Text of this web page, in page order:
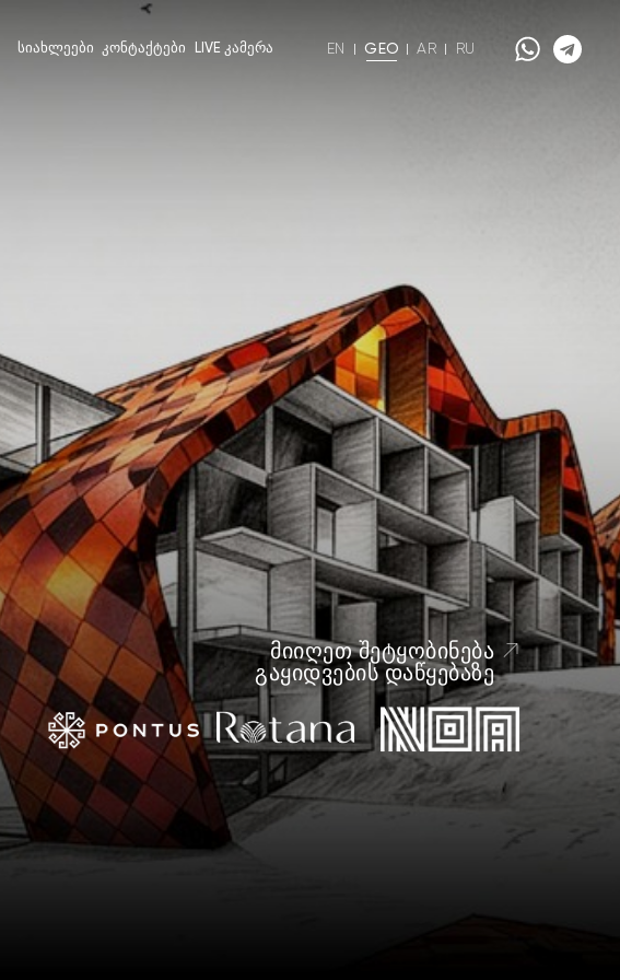
ᲡᲘᲐᲮᲚᲔᲔᲑᲘ ᲙᲝᲜᲢᲐᲥᲢᲔᲑᲘ LIVE ᲙᲐᲛᲔᲠᲐ EN GEO AR RU
ᲛᲘᲘᲦᲔᲗ ᲨᲔᲢᲧᲝᲑᲘᲜᲔᲑᲐ
ᲒᲐᲧᲘᲓᲕᲔᲑᲘᲡ ᲓᲐᲬᲧᲔᲑᲐᲖᲔ